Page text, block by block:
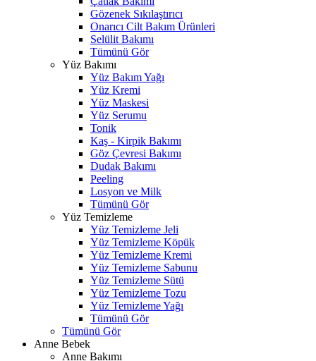
Gözenek Sıkılaştırıcı
Onarıcı Cilt Bakım Ürünleri
Selülit Bakımı
Tümünü Gör
Yüz Bakımı
Yüz Bakım Yağı
Yüz Kremi
Yüz Maskesi
Yüz Serumu
Tonik
Kaş - Kirpik Bakımı
Göz Çevresi Bakımı
Dudak Bakımı
Peeling
Losyon ve Milk
Tümünü Gör
Yüz Temizleme
Yüz Temizleme Jeli
Yüz Temizleme Köpük
Yüz Temizleme Kremi
Yüz Temizleme Sabunu
Yüz Temizleme Sütü
Yüz Temizleme Tozu
Yüz Temizleme Yağı
Tümünü Gör
Tümünü Gör
Anne Bebek
Anne Bakımı